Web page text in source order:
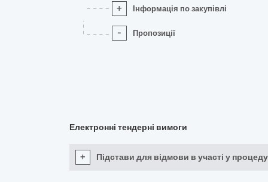
+ Інформація по закупівлі
- Пропозиції
Електронні тендерні вимоги
+ Підстави для відмови в участі у